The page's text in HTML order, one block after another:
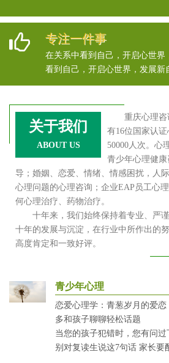
专注一件事
在关系中看到自己，开启心世界
看到自己，开启心世界，发展新
关于我们
ABOUT US
重庆心理咨
有16位国家认
50000人次。心
青少年心理健
导；婚姻、恋爱、情绪、情感困扰，人
心理问题的心理咨询；企业EAP员工心
何心理治疗、药物治疗。
十年来，我们始终保持着专业、严谨
十年的发展与沉淀，在行业中所作出的
高度肯定和一致好评。
青少年心理
恋爱心理学：青葱岁月的爱恋
多和孩子聊聊轻松话题
当您的孩子犯错时，您有问过
别对复读生说这7句话 家长要